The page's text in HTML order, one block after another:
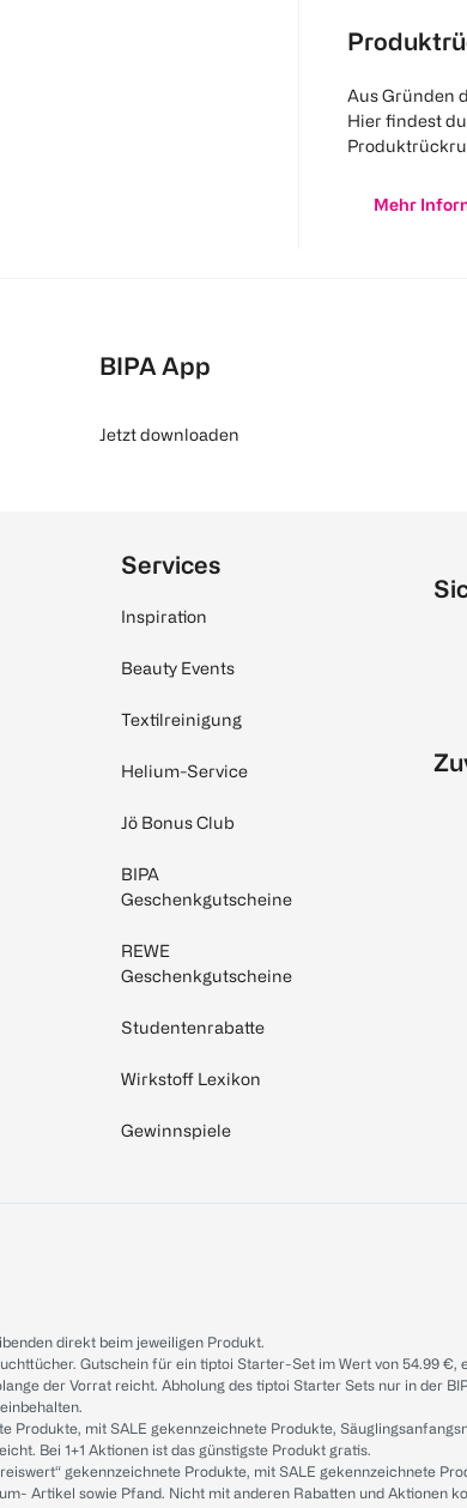
Aus Gründen
Hier findest
Mehr
BIPA App
Jetzt downloaden
Services
Inspiration
Beauty Events
Textilreinigung
Helium-Service
Jö Bonus Club
BIPA
Geschenkgutscheine
REWE
Geschenkgutscheine
Studentenrabatte
Wirkstoff Lexikon
Gewinnspiele
direkt beim jeweiligen Produkt.
Gutschein für ein tiptoi Starter-Set im Wert von 54.99
der Vorrat reicht. Abholung des tiptoi Starter Sets nur in der
Produkte, mit SALE gekennzeichnete Produkte,
Bei 1+1 Aktionen ist das günstigste Produkt gratis.
gekennzeichnete Produkte, mit SALE gekennzeichnete
Artikel sowie Pfand. Nicht mit anderen Rabatten und Aktionen